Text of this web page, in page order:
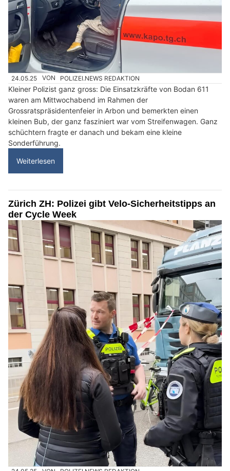
24.05.25 VON POLIZEI.NEWS REDAKTION
Kleiner Polizist ganz gross: Die Einsatzkräfte von Bodan 611
waren am Mittwochabend im Rahmen der
Grossratspräsidentenfeier in Arbon und bemerkten einen
kleinen Bub, der ganz fasziniert war vom Streifenwagen. Ganz
schüchtern fragte er danach und bekam eine kleine
Sonderführung.
Weiterlesen
Zürich ZH: Polizei gibt Velo-Sicherheitstipps an
der Cycle Week